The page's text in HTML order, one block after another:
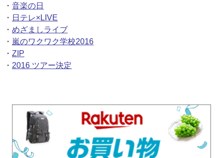
・ 音楽の日
・ 日テレ×LIVE
・ めざましライブ
・ 嵐のワクワク学校2016
・ ZIP
・ 2016 ツアー決定